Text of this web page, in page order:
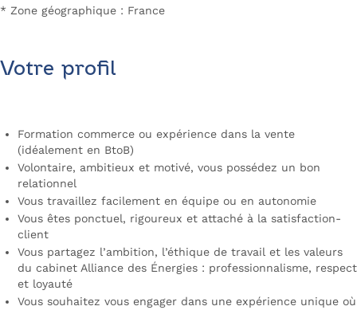
* Zone géographique : France
Votre profil
Formation commerce ou expérience dans la vente
(idéalement en BtoB)
Volontaire, ambitieux et motivé, vous possédez un bon
relationnel
Vous travaillez facilement en équipe ou en autonomie
Vous êtes ponctuel, rigoureux et attaché à la satisfaction-
client
Vous partagez l’ambition, l’éthique de travail et les valeurs
du cabinet Alliance des Énergies : professionnalisme, respect
et loyauté
Vous souhaitez vous engager dans une expérience unique où